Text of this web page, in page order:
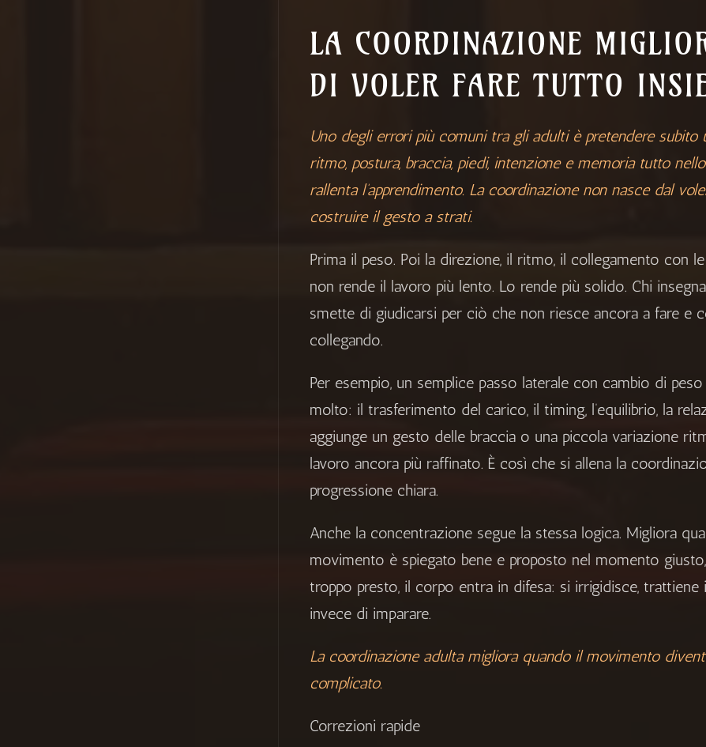
LA COORDINAZIONE
DI VOLER FARE TUTTO
Uno degli errori più comuni tra gli adulti è pretendere
ritmo, postura, braccia, piedi, intenzione e memoria tutto
rallenta l’apprendimento. La coordinazione non nasce dal
costruire il gesto a strati.
Prima il peso. Poi la direzione, il ritmo, il collegamento con
non rende il lavoro più lento. Lo rende più solido. Chi
smette di giudicarsi per ciò che non riesce ancora a fare e
collegando.
Per esempio, un semplice passo laterale con cambio di
molto: il trasferimento del carico, il timing, l’equilibrio, la
aggiunge un gesto delle braccia o una piccola variazione
lavoro ancora più raffinato. È così che si allena la
progressione chiara.
Anche la concentrazione segue la stessa logica. Migliora
movimento è spiegato bene e proposto nel momento
troppo presto, il corpo entra in difesa: si irrigidisce, trattiene
invece di imparare.
La coordinazione adulta migliora quando il movimento
complicato.
Correzioni rapide